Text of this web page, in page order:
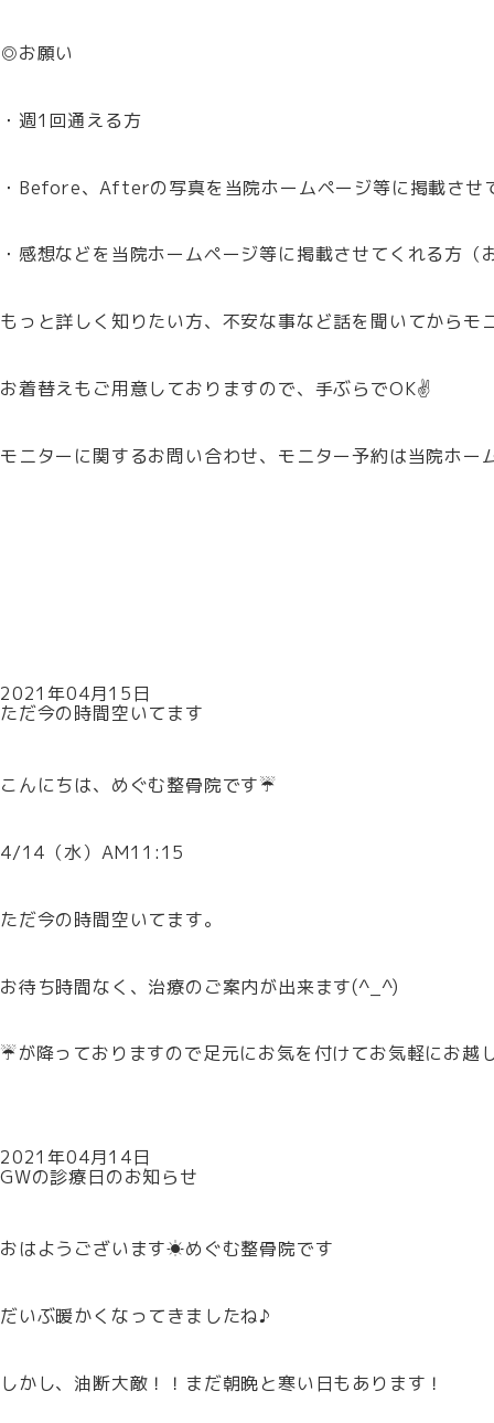
◎お願い
・週1回通える方
・Before、Afterの写真を当院ホームページ等に掲載させ
・感想などを当院ホームページ等に掲載させてくれる方（
もっと詳しく知りたい方、不安な事など話を聞いてからモ
お着替えもご用意しておりますので、手ぶらでOK✌
モニターに関するお問い合わせ、モニター予約は当院ホー
2021年04月15日
ただ今の時間空いてます
こんにちは、めぐむ整骨院です☔
4/14（水）AM11:15
ただ今の時間空いてます。
お待ち時間なく、治療のご案内が出来ます(^_^)
☔が降っておりますので足元にお気を付けてお気軽にお越
2021年04月14日
GWの診療日のお知らせ
おはようございます☀めぐむ整骨院です
だいぶ暖かくなってきましたね♪
しかし、油断大敵！！まだ朝晩と寒い日もあります！